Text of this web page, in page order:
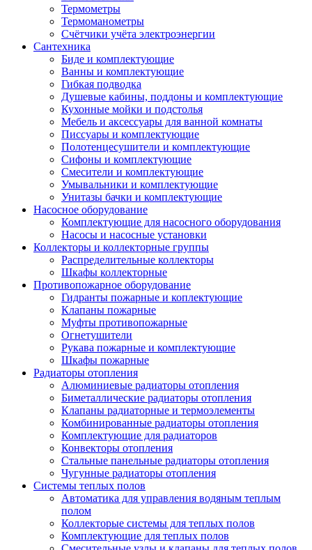
Термометры
Термоманометры
Счётчики учёта электроэнергии
Сантехника
Биде и комплектующие
Ванны и комплектующие
Гибкая подводка
Душевые кабины, поддоны и комплектующие
Кухонные мойки и подстолья
Мебель и аксессуары для ванной комнаты
Писсуары и комплектующие
Полотенцесушители и комплектующие
Сифоны и комплектующие
Смесители и комплектующие
Умывальники и комплектующие
Унитазы бачки и комплектующие
Насосное оборудование
Комплектующие для насосного оборудования
Насосы и насосные установки
Коллекторы и коллекторные группы
Распределительные коллекторы
Шкафы коллекторные
Противопожарное оборудование
Гидранты пожарные и коплектующие
Клапаны пожарные
Муфты противопожарные
Огнетушители
Рукава пожарные и комплектующие
Шкафы пожарные
Радиаторы отопления
Алюминиевые радиаторы отопления
Биметаллические радиаторы отопления
Клапаны радиаторные и термоэлементы
Комбинированные радиаторы отопления
Комплектующие для радиаторов
Конвекторы отопления
Стальные панельные радиаторы отопления
Чугунные радиаторы отопления
Системы теплых полов
Автоматика для управления водяным теплым
полом
Коллекторые системы для теплых полов
Комплектующие для теплых полов